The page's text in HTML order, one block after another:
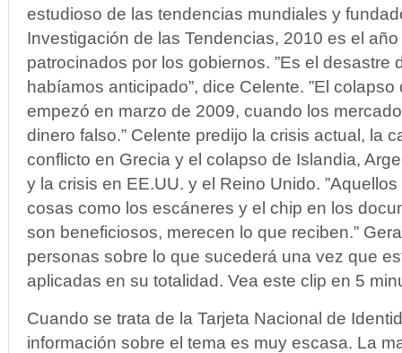
estudioso de las tendencias mundiales y
Investigación de las Tendencias, 2010 es el
patrocinados por los gobiernos. ”Es el desastre
habíamos anticipado”, dice Celente. ”El
empezó en marzo de 2009, cuando los
dinero falso.” Celente predijo la crisis actual, la
conflicto en Grecia y el colapso de Islandia,
y la crisis en EE.UU. y el Reino Unido.
cosas como los escáneres y el chip en los
son beneficiosos, merecen lo que reciben.”
personas sobre lo que sucederá una vez que
aplicadas en su totalidad. Vea este clip en 5
Cuando se trata de la Tarjeta Nacional de
información sobre el tema es muy escasa. La